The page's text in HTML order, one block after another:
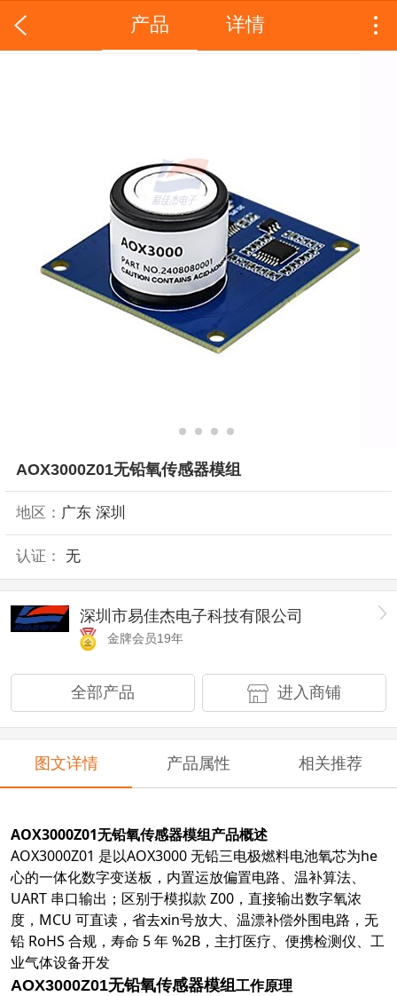
产品 详情
AOX3000Z01无铅氧传感器模组
地区： 广东 深圳
认证： 无
深圳市易佳杰电子科技有限公司
金牌会员19年
全部产品 进入商铺
图文详情 产品属性 相关推荐
AOX3000Z01无铅氧传感器模组产品概述
AOX3000Z01 是以AOX3000 无铅三电极燃料电池氧芯为he
心的一体化数字变送板，内置运放偏置电路、温补算法、
UART 串口输出；区别于模拟款 Z00，直接输出数字氧浓
度，MCU 可直读，省去xin号放大、温漂补偿外围电路， 无
铅 RoHS 合规，寿命 5 年 %2B，主打医疗、便携检测仪、工
业气体设备开发
AOX3000Z01无铅氧传感器模组工作原理